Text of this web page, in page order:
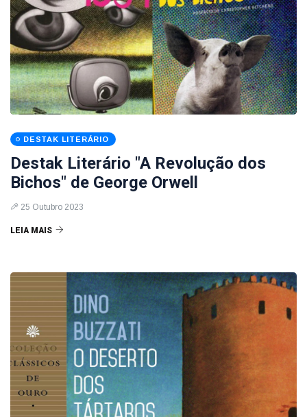
DESTAK LITERÁRIO
Destak Literário "A Revolução dos
Bichos" de George Orwell
25 Outubro 2023
LEIA MAIS